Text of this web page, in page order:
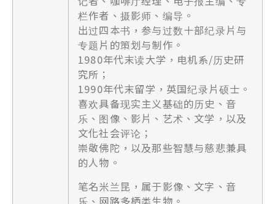
栏作者、摄影师、编导。
出过四本书，参与过数十部纪录片与
专题片的策划与制作。
1980年代末读大学，电机系/历史研
究所；
1990年代末留学，英国纪录片硕士。
喜欢具备现实主义基础的历史、音
乐、图像、影片、艺术、文学，以及
文化社会评论；
崇敬佛陀，以及那些智慧与慈悲兼具
的人物。
笔名米兰昆，属于影像、文字、音
乐、网路多栖类生物。